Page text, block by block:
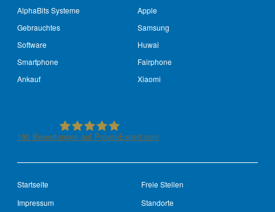
AlphaBits Systeme
Gebrauchtes
Software
Smartphone
Ankauf
Apple
Samsung
Huwai
Fairphone
Xiaomi
See-IT-Service
190 Bewertungen auf ProvenExpert.com
Startseite
Impressum
Freie Stellen
Standorte